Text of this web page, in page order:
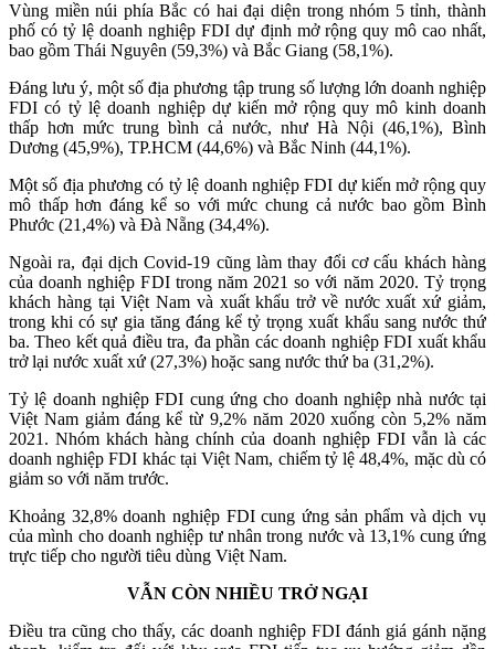
Vùng miền núi phía Bắc có hai đại diện trong nhóm 5 tỉnh, thành
phố có tỷ lệ doanh nghiệp FDI dự định mở rộng quy mô cao nhất,
bao gồm Thái Nguyên (59,3%) và Bắc Giang (58,1%).
Đáng lưu ý, một số địa phương tập trung số lượng lớn doanh nghiệp
FDI có tỷ lệ doanh nghiệp dự kiến mở rộng quy mô kinh doanh
thấp hơn mức trung bình cả nước, như Hà Nội (46,1%), Bình
Dương (45,9%), TP.HCM (44,6%) và Bắc Ninh (44,1%).
Một số địa phương có tỷ lệ doanh nghiệp FDI dự kiến mở rộng quy
mô thấp hơn đáng kể so với mức chung cả nước bao gồm Bình
Phước (21,4%) và Đà Nẵng (34,4%).
Ngoài ra, đại dịch Covid-19 cũng làm thay đổi cơ cấu khách hàng
của doanh nghiệp FDI trong năm 2021 so với năm 2020. Tỷ trọng
khách hàng tại Việt Nam và xuất khẩu trở về nước xuất xứ giảm,
trong khi có sự gia tăng đáng kể tỷ trọng xuất khẩu sang nước thứ
ba. Theo kết quả điều tra, đa phần các doanh nghiệp FDI xuất khẩu
trở lại nước xuất xứ (27,3%) hoặc sang nước thứ ba (31,2%).
Tỷ lệ doanh nghiệp FDI cung ứng cho doanh nghiệp nhà nước tại
Việt Nam giảm đáng kể từ 9,2% năm 2020 xuống còn 5,2% năm
2021. Nhóm khách hàng chính của doanh nghiệp FDI vẫn là các
doanh nghiệp FDI khác tại Việt Nam, chiếm tỷ lệ 48,4%, mặc dù có
giảm so với năm trước.
Khoảng 32,8% doanh nghiệp FDI cung ứng sản phẩm và dịch vụ
của mình cho doanh nghiệp tư nhân trong nước và 13,1% cung ứng
trực tiếp cho người tiêu dùng Việt Nam.
VẪN CÒN NHIỀU TRỞ NGẠI
Điều tra cũng cho thấy, các doanh nghiệp FDI đánh giá gánh nặng